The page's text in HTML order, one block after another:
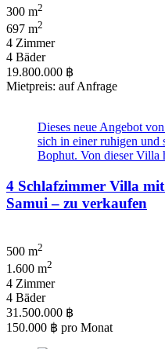
300 m2
697 m2
4 Zimmer
4 Bäder
19.800.000 ฿
Mietpreis: auf Anfrage
Dieses neue Angebot
sich in einer ruhigen und
Bophut. Von dieser Villa
4 Schlafzimmer Villa
Samui – zu verkaufen
500 m2
1.600 m2
4 Zimmer
4 Bäder
31.500.000 ฿
150.000 ฿ pro Monat